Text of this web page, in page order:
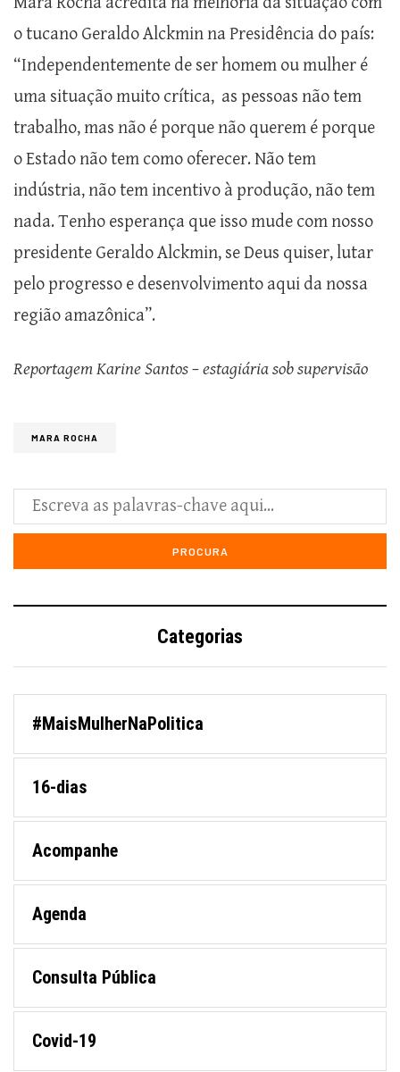
o tucano Geraldo Alckmin na Presidência do país:
“Independentemente de ser homem ou mulher é
uma situação muito crítica, as pessoas não tem
trabalho, mas não é porque não querem é porque
o Estado não tem como oferecer. Não tem
indústria, não tem incentivo à produção, não tem
nada. Tenho esperança que isso mude com nosso
presidente Geraldo Alckmin, se Deus quiser, lutar
pelo progresso e desenvolvimento aqui da nossa
região amazônica”.
Reportagem Karine Santos – estagiária sob supervisão
MARA ROCHA
Categorias
#MaisMulherNaPolitica
16-dias
Acompanhe
Agenda
Consulta Pública
Covid-19